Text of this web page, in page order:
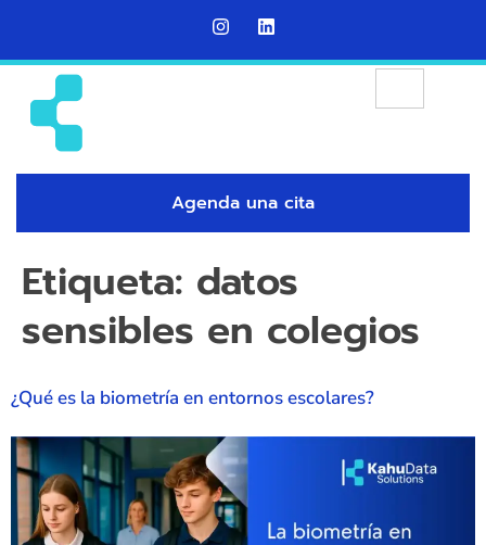
Agenda una cita
Etiqueta: datos
sensibles en colegios
¿Qué es la biometría en entornos escolares?